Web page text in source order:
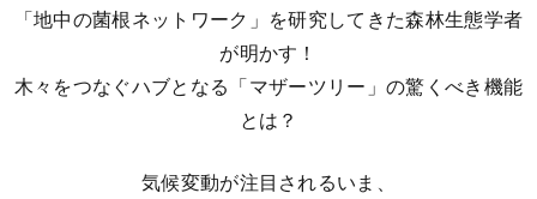
「地中の菌根ネットワーク」を研究してきた森林生態学者
が明かす！
木々をつなぐハブとなる「マザーツリー」の驚くべき機能
とは？
気候変動が注目されるいま、